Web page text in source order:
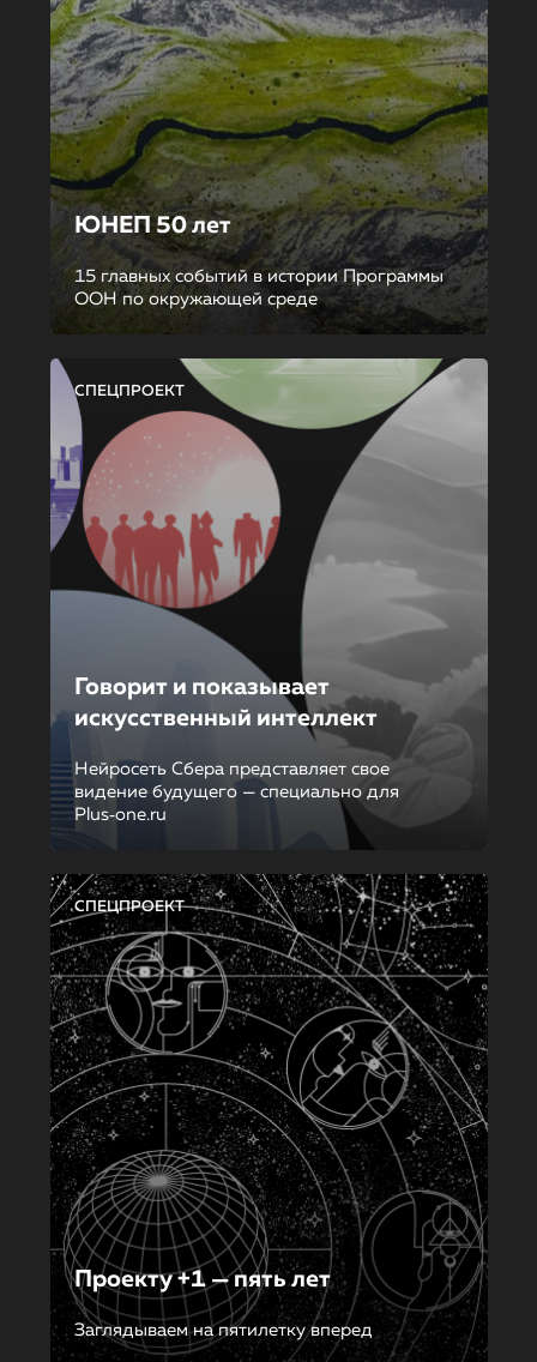
ЮНЕП 50 лет
15 главных событий в истории Программы
ООН по окружающей среде
СПЕЦПРОЕКТ
Говорит и показывает
искусственный интеллект
Нейросеть Сбера представляет свое
видение будущего — специально для
Plus‑one.ru
СПЕЦПРОЕКТ
Проекту +1 — пять лет
Заглядываем на пятилетку вперед